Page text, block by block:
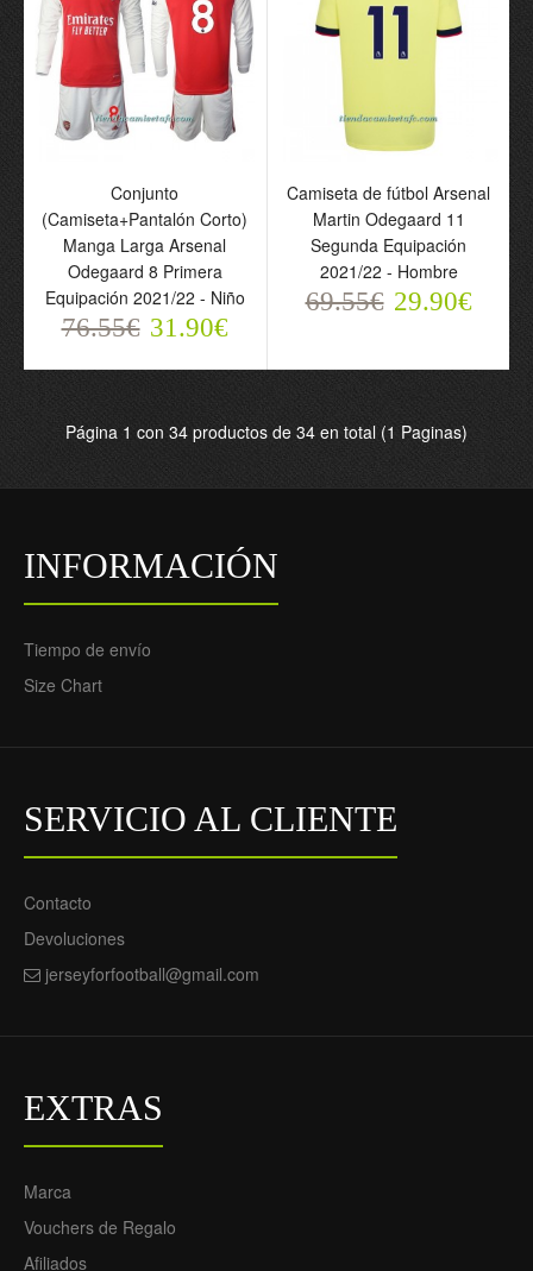
Odegaard 8 Segunda
Equipación 2022-23 -
Hombre
76.55€ 31.90€
Camiseta de fútbol
Tercera Equipación 2022-
23 - Hombre
69.55€ 29.90€
Camiseta de fútbol
69.55€
Conjunto
(Camiseta+Pantalón Corto)
Manga Larga Arsenal
Odegaard 8 Primera
Equipación 2021/22 - Niño
76.55€ 31.90€
Camiseta de fútbol Arsenal
Martin Odegaard 11
Segunda Equipación
2021/22 - Hombre
69.55€ 29.90€
Página 1 con 34 productos de 34 en total (1 Paginas)
INFORMACIÓN
Tiempo de envío
Size Chart
SERVICIO AL CLIENTE
Contacto
Devoluciones
jerseyforfootball@gmail.com
EXTRAS
Marca
Vouchers de Regalo
Afiliados